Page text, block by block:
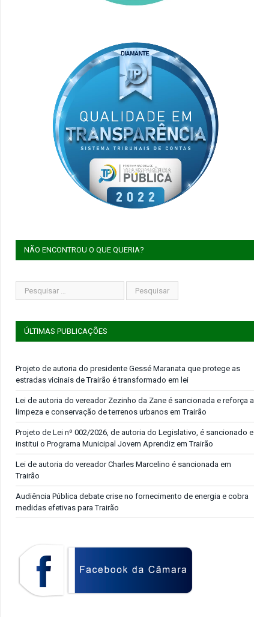
NÃO ENCONTROU O QUE QUERIA?
ÚLTIMAS PUBLICAÇÕES
Projeto de autoria do presidente Gessé Maranata que protege as
estradas vicinais de Trairão é transformado em lei
Lei de autoria do vereador Zezinho da Zane é sancionada e reforça a
limpeza e conservação de terrenos urbanos em Trairão
Projeto de Lei nº 002/2026, de autoria do Legislativo, é sancionado e
institui o Programa Municipal Jovem Aprendiz em Trairão
Lei de autoria do vereador Charles Marcelino é sancionada em
Trairão
Audiência Pública debate crise no fornecimento de energia e cobra
medidas efetivas para Trairão